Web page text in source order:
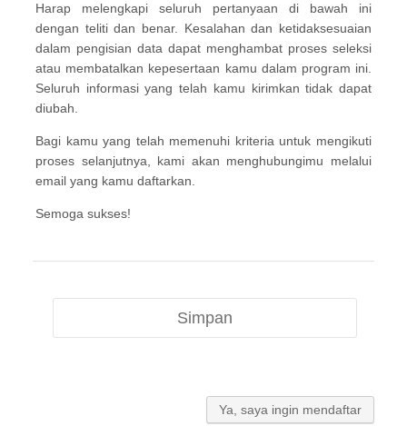
Harap melengkapi seluruh pertanyaan di bawah ini
dengan teliti dan benar. Kesalahan dan ketidaksesuaian
dalam pengisian data dapat menghambat proses seleksi
atau membatalkan kepesertaan kamu dalam program ini.
Seluruh informasi yang telah kamu kirimkan tidak dapat
diubah.
Bagi kamu yang telah memenuhi kriteria untuk mengikuti
proses selanjutnya, kami akan menghubungimu melalui
email yang kamu daftarkan.
Semoga sukses!
Ya, saya ingin mendaftar
Simpan